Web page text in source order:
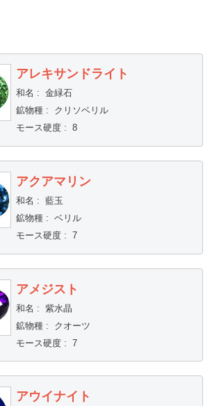
アレキサンドライト
和名 : 金緑石
鉱物種:
クリソベリル
モース硬度: 8
アクアマリン
和名 : 藍玉
鉱物種: ベリル
モース硬度: 7
アメジスト
和名 : 紫水晶
鉱物種:
クオーツ
モース硬度: 7
アウイナイト